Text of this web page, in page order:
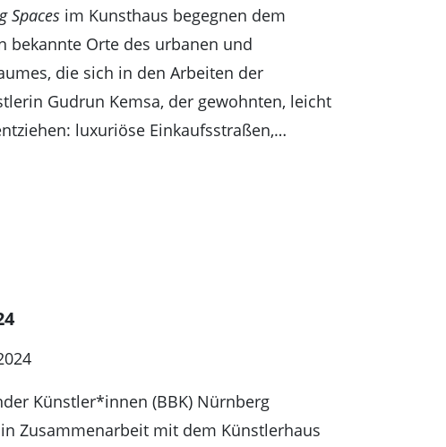
Spaces im Kunsthaus begegnen dem
bekannte Orte des urbanen und
die sich in den Arbeiten der
Gudrun Kemsa, der gewohnten, leicht
luxuriöse Einkaufsstraßen,…
Künstler*innen (BBK) Nürnberg
Zusammenarbeit mit dem Künstlerhaus